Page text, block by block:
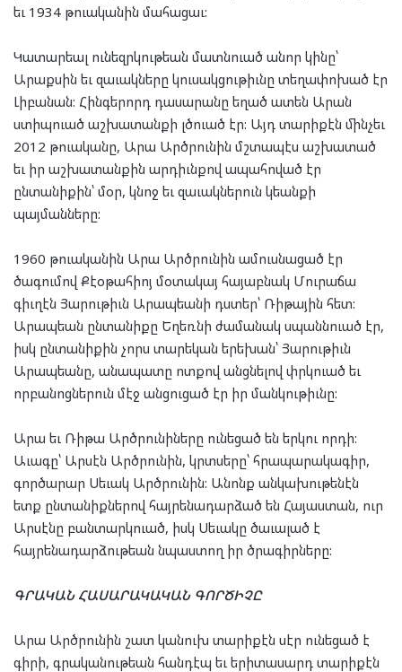
եւ 1934 թուականին մահացաւ:
Կատարեալ ունեզրկութեան մատնուած անոր կինը՝
Արաքսին եւ զաւակները կուսակցութիւնը տեղափոխած էր
Լիբանան: Հինգերորդ դասարանը եղած ատեն Արան
ստիպուած աշխատանքի լծուած էր: Այդ տարիքէն մինչեւ
2012 թուականը, Արա Արծրունին մշտապէս աշխատած
եւ իր աշխատանքին արդիւնքով ապահոված էր
ընտանիքին՝ մօր, կնոջ եւ զաւակներուն կեանքի
պայմանները:
1960 թուականին Արա Արծրունին ամուսնացած էր
ծագումով Քէօթահիոյ մօտակայ հայաբնակ Մուրաճա
գիւղէն Յարութիւն Արապեանի դստեր՝ Ռիթային հետ:
Արապեան ընտանիքը Եղեռնի ժամանակ սպաննուած էր,
իսկ ընտանիքին չորս տարեկան երեխան՝ Յարութիւն
Արապեանը, անապատը ոտքով անցնելով փրկուած եւ
որբանոցներուն մէջ անցուցած էր իր մանկութիւնը:
Արա եւ Ռիթա Արծրունիները ունեցած են երկու որդի:
Աւագը՝ Արսէն Արծրունին, կրտսերը՝ հրապարակագիր,
գործարար Սեւակ Արծրունին: Անոնք անկախութենէն
ետք ընտանիքներով հայրենադարձած են Հայաստան, ուր
Արսէնը բանտարկուած, իսկ Սեւակը ծաւալած է
հայրենադարձութեան նպաստող իր ծրագիրները:
ԳՐԱԿԱՆ ՀԱՍԱՐԱԿԱԿԱՆ ԳՈՐԾԻՉԸ
Արա Արծրունին շատ կանուխ տարիքէն սէր ունեցած է
գիրի, գրականութեան հանդէպ եւ երիտասարդ տարիքէն